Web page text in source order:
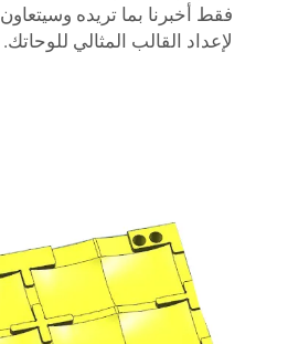
فقط أخبرنا بما تريده
لإعداد القالب المثالي للوحاتك.